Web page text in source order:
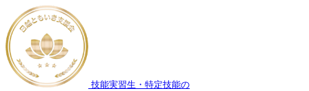
技能実習生・特定技能の